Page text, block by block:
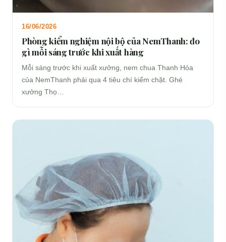
16/06/2026
Phòng kiểm nghiệm nội bộ của NemThanh: đo
gì mỗi sáng trước khi xuất hàng
Mỗi sáng trước khi xuất xưởng, nem chua Thanh Hóa
của NemThanh phải qua 4 tiêu chí kiểm chặt. Ghé
xưởng Thọ…